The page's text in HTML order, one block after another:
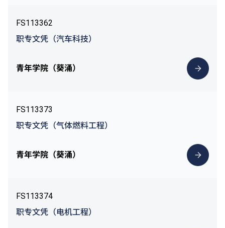
FS113362
职专文凭（汽车科技）
青年学院（葵涌）
FS113373
职专文凭（气体燃料工程）
青年学院（葵涌）
FS113374
职专文凭（电机工程）